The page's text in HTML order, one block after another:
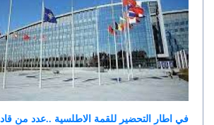
في اطار التحضير للقمة الاطلسية ..عدد من